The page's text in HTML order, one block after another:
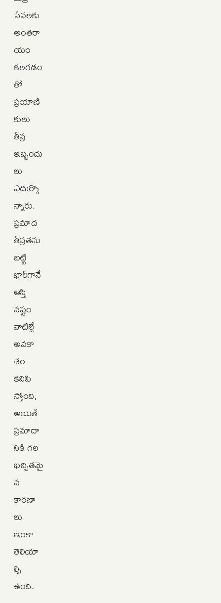
సేవలకు
అంతరా
యం
కలగడం
తో
ప్రయాణి
కులు
తీవ్ర
ఇబ్బందు
లు
ఎదుర్కొ
న్నారు.
ప్రమాద
తీవ్రతను
బట్టి
భారీగానే
ఆస్తి
నష్టం
వాటిల్లే
అవకా
శం
కనిపి
స్తోంది,
అయితే
ప్రమాదా
నికి గల
ఖచ్చితమై
న
కారణా
లు
ఇంకా
తెలియా
ల్సి
ఉంది.